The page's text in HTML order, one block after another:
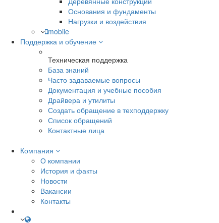
Основания и фундаменты
Нагрузки и воздействия
mobile
Поддержка и обучение
Техническая поддержка
База знаний
Часто задаваемые вопросы
Документация и учебные пособия
Драйвера и утилиты
Создать обращение в техподдержку
Список обращений
Контактные лица
Компания
О компании
История и факты
Новости
Вакансии
Контакты